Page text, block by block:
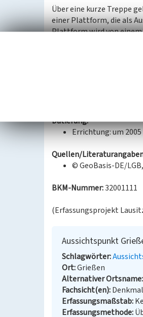
Über eine kurze Treppe
einer Plattform, die als
Plattform wird von einem
dem Informationstafeln
Zur Zeit der Erfassung
und eines
Die Datierung ist nur
Datierung:
Errichtung: um 2005
Quellen/
© GeoBasis-DE/
BKM-Nummer:32001111
(Erfassungsprojekt
Aussichtspunkt
Schlagwörter
Ort Grießen
Alternativer Ortsname
Fachsicht(en)
Erfassungsmaßstab
Erfassungsmethode